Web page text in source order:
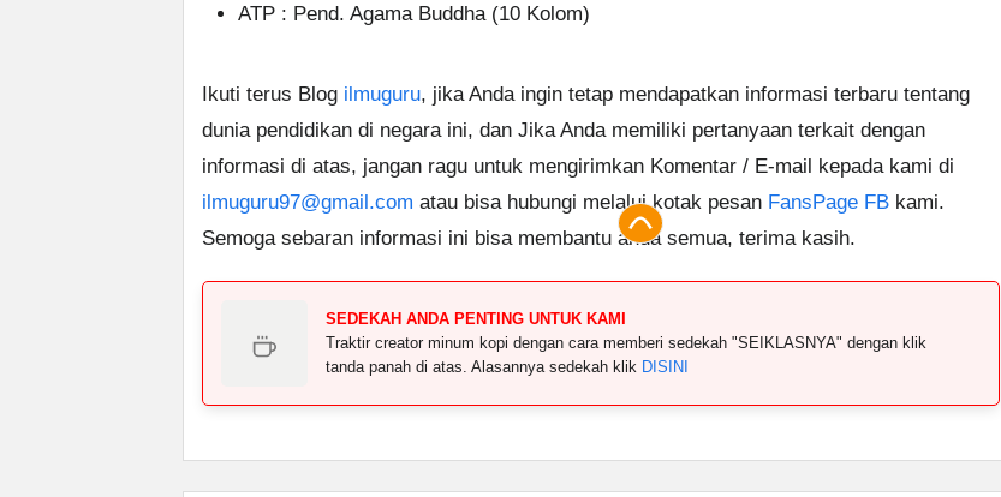
ATP : Pend. Agama Buddha (10 Kolom)
Ikuti terus Blog ilmuguru, jika Anda ingin tetap mendapatkan informasi terbaru tentang
dunia pendidikan di negara ini, dan Jika Anda memiliki pertanyaan terkait dengan
informasi di atas, jangan ragu untuk mengirimkan Komentar / E-mail kepada kami di
ilmuguru97@gmail.com atau bisa hubungi melalui kotak pesan FansPage FB kami.
Semoga sebaran informasi ini bisa membantu anda semua, terima kasih.
SEDEKAH ANDA PENTING UNTUK KAMI
Traktir creator minum kopi dengan cara memberi sedekah "SEIKLASNYA" dengan klik
tanda panah di atas. Alasannya sedekah klik DISINI